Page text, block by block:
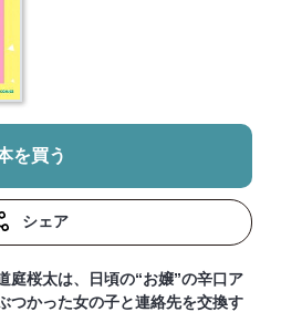
を買う
シェア
庭桜太は、日頃の“お嬢”の辛口ア
つかった女の子と連絡先を交換す